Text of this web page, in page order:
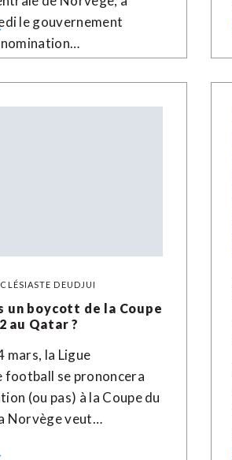
le gouvernement
DEUDJUI
un boycott de la Coupe
au Qatar ?
mars, la Ligue
football se prononcera
(ou pas) à la Coupe du
Norvège veut…